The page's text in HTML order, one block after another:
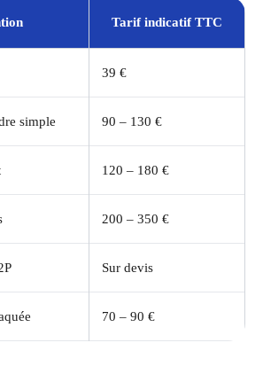
Tarif indicatif TTC
39 €
simple 90 – 130 €
120 – 180 €
200 – 350 €
Sur devis
70 – 90 €